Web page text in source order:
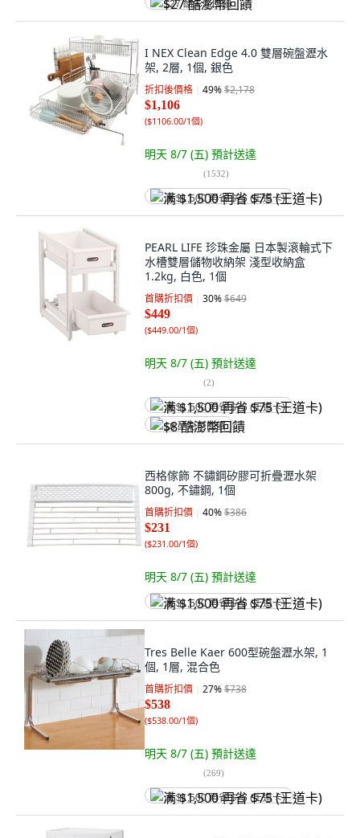
$27 酷澎幣回饋
I NEX Clean Edge 4.0 雙層碗盤瀝水
架, 2層, 1個, 銀色
折扣後價格 49%$2,178
$1,106
($1106.00/1個)
明天 8/7 (五) 預計送達
(1532)
满 $1,500 再省 $75 (王道卡)
PEARL LIFE 珍珠金屬 日本製滾輪式下
水槽雙層儲物收納架 淺型收納盒
1.2kg, 白色, 1個
首購折扣價 30%$649
$449
($449.00/1個)
明天 8/7 (五) 預計送達
(2)
满 $1,500 再省 $75 (王道卡)
$8 酷澎幣回饋
西格傢飾 不鏽鋼矽膠可折疊瀝水架
800g, 不鏽鋼, 1個
首購折扣價 40%$386
$231
($231.00/1個)
明天 8/7 (五) 預計送達
满 $1,500 再省 $75 (王道卡)
Tres Belle Kaer 600型碗盤瀝水架, 1
個, 1層, 混合色
首購折扣價 27%$738
$538
($538.00/1個)
明天 8/7 (五) 預計送達
(269)
满 $1,500 再省 $75 (王道卡)